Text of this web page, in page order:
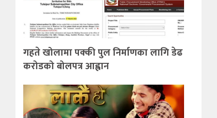
गहते खोलामा पक्की पुल निर्माणका लागि डेढ
करोडको बोलपत्र आह्वान